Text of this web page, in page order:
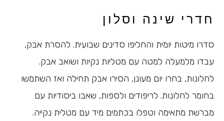
חדרי שינה וסלון
סדרו מיטות יומית והחליפו סדינים שבועית. להסרת אבק,
עבדו מלמעלה למטה עם מטליות נקיות ושואב אבק.
לחלונות, בחרו יום מעונן, הסירו אבק תחילה ואז השתמשו
בחומר לחלונות. לריפודים ולספות, שאבו ביסודיות עם
מברשת מתאימה וטפלו בכתמים מיד עם מטלית נקייה.